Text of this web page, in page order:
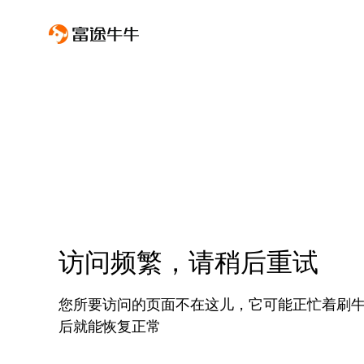
访问频繁，请稍后重试
您所要访问的页面不在这儿，它可能正忙着刷
后就能恢复正常